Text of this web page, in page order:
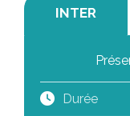
INTER
Durée